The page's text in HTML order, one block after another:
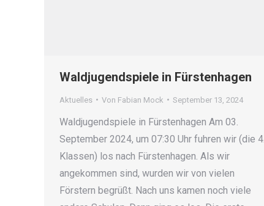
Waldjugendspiele in Fürstenhagen
Aktuelles Von Fabian Mock September 13, 2024
Waldjugendspiele in Fürstenhagen Am 03.
September 2024, um 07:30 Uhr fuhren wir (die 4.
Klassen) los nach Fürstenhagen. Als wir
angekommen sind, wurden wir von vielen
Förstern begrüßt. Nach uns kamen noch viele